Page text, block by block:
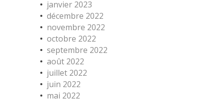
janvier 2023
décembre 2022
novembre 2022
octobre 2022
septembre 2022
août 2022
juillet 2022
juin 2022
mai 2022